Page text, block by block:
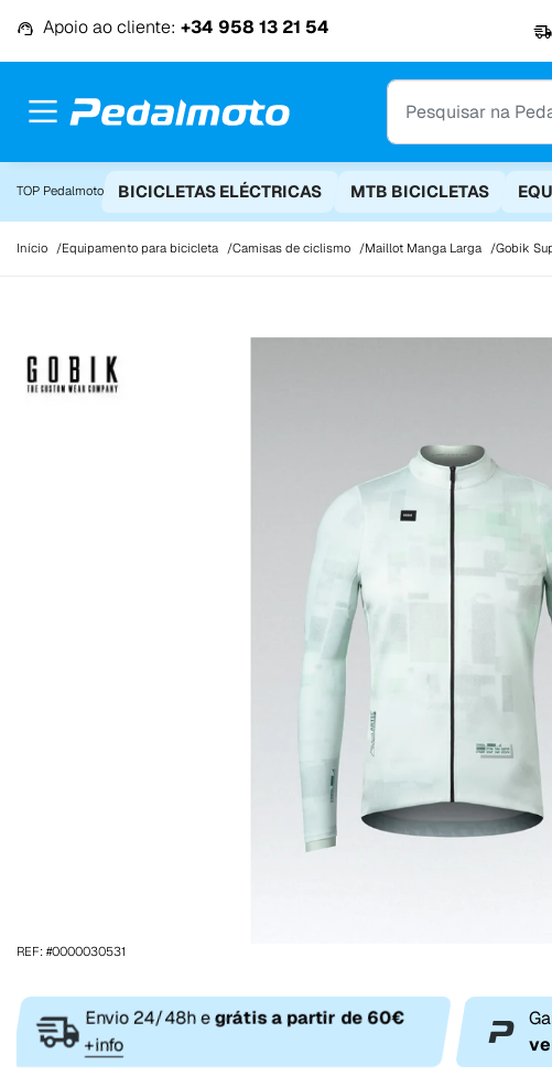
Apoio ao cliente: +34 958 13 21 54
TOP Pedalmoto BICICLETAS ELÉCTRICAS MTB BICICLETAS
Início Equipamento para bicicleta Camisas de ciclismo Maillot Manga Larga Gobik
REF: #0000030531
Envio 24/48h egrátis a partir de 60€
+info